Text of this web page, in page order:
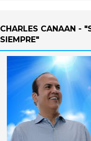
CHARLES CANAAN -
SIEMPRE"